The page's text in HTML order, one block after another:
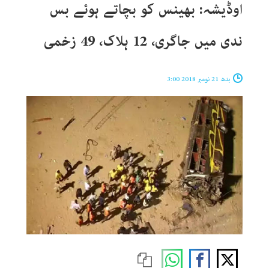
اوڈیشہ: بھینس کو بچاتے ہوئے بس
ندی میں جاگری، 12 ہلاک، 49 زخمی
بدھ 21 نومبر 2018 3:00